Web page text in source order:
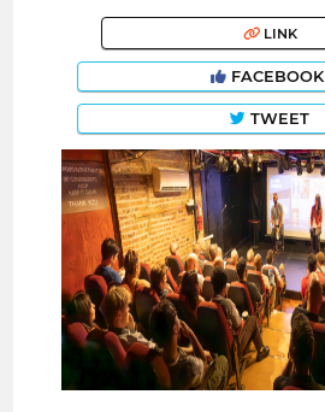
LINK
FACEBOOK
TWEET